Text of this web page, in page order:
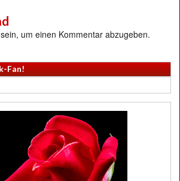
sein, um einen Kommentar abzugeben.
Fan!